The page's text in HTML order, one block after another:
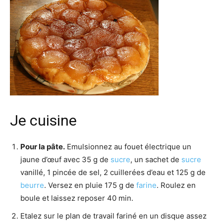
Je cuisine
Pour la pâte. Emulsionnez au fouet électrique un
jaune d’œuf avec 35 g de sucre, un sachet de sucre
vanillé, 1 pincée de sel, 2 cuillerées d’eau et 125 g de
beurre. Versez en pluie 175 g de farine. Roulez en
boule et laissez reposer 40 min.
Etalez sur le plan de travail fariné en un disque assez